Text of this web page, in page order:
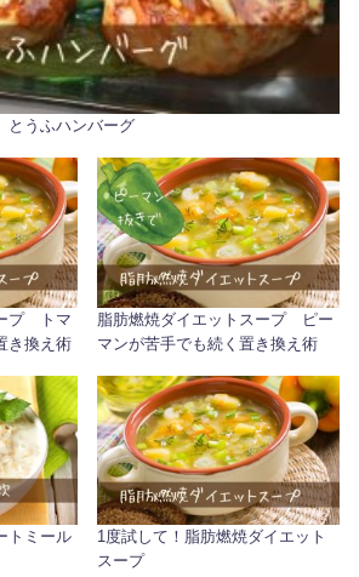
うふハンバーグ
プ トマ
き換え術
脂肪燃焼ダイエットスープ ピー
マンが苦手でも続く置き換え術
トミール
1度試して！脂肪燃焼ダイエット
スープ